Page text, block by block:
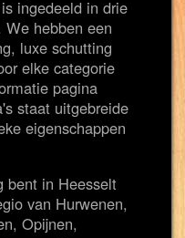
ingedeeld in drie
hebben een
luxe schutting
elke categorie
pagina
staat uitgebreide
eigenschappen
bent in Heesselt
van Hurwenen,
Opijnen,